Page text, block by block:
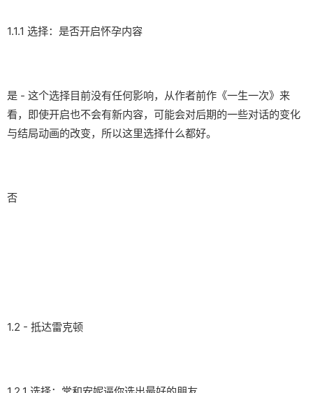
1.1.1 选择：是否开启怀孕内容
是 - 这个选择目前没有任何影响，从作者前作《一生一次》来
看，即使开启也不会有新内容，可能会对后期的一些对话的变化
与结局动画的改变，所以这里选择什么都好。
否
1.2 - 抵达雷克顿